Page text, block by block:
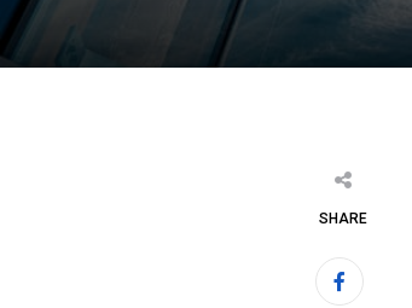
SHARE